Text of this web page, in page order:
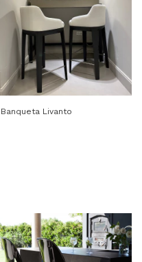
Banqueta Livanto